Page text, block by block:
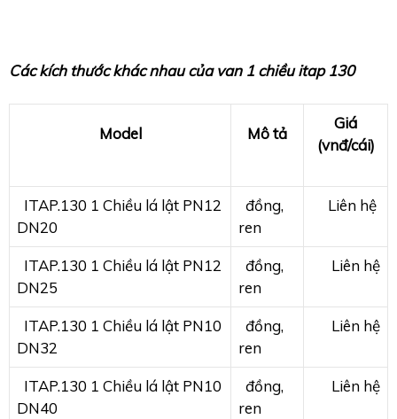
Các kích thước khác nhau của van 1 chiều itap 130
Model Mô tả
Giá
(vnđ/cái)
ITAP.130 1 Chiều lá lật PN12
DN20
đồng,
ren
Liên hệ
ITAP.130 1 Chiều lá lật PN12
DN25
đồng,
ren
Liên hệ
ITAP.130 1 Chiều lá lật PN10
DN32
đồng,
ren
Liên hệ
ITAP.130 1 Chiều lá lật PN10
DN40
đồng,
ren
Liên hệ